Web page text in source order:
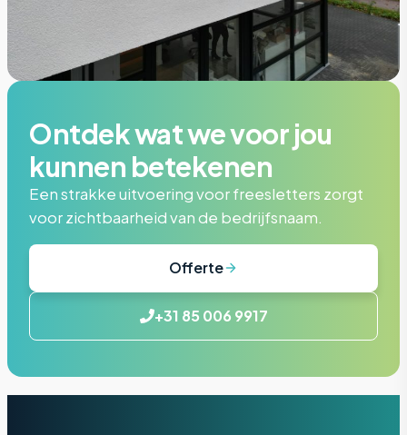
Ontdek wat we voor jou
kunnen betekenen
Een strakke uitvoering voor freesletters zorgt
voor zichtbaarheid van de bedrijfsnaam.
Offerte
+31 85 006 9917